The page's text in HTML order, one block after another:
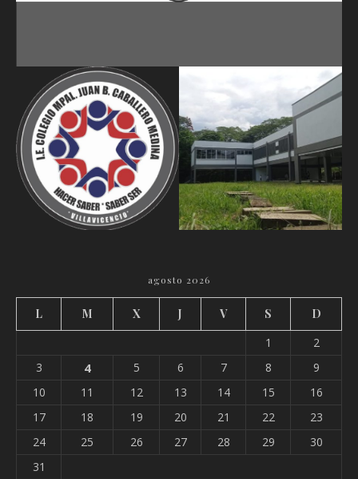
agosto 2026
L M X J V S
D
1
2
3
4 5 6 7 8
9
10
11 12 13 14 15
16
17
18 19 20 21 22
23
24
25 26 27 28 29
30
31